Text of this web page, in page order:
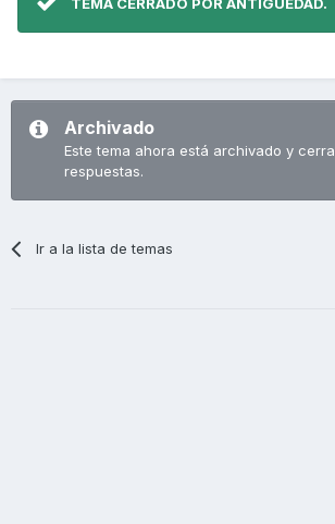
Archivado
Este tema ahora está archivado y
respuestas.
Ir a la lista de temas